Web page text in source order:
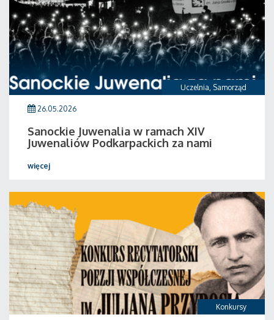
Uczelnia, Samorząd
26.05.2026
Sanockie Juwenalia w ramach XIV
Juwenaliów Podkarpackich za nami
więcej
Konkursy